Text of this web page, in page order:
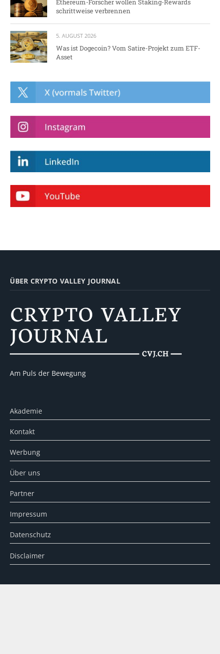
Ethereum-Forscher wollen Staking-Rewards
schrittweise verbrennen
5. AUGUST 2026
Was ist Dogecoin? Vom Satire-Projekt zum ETF-
Asset
ÜBER CRYPTO VALLEY JOURNAL
Am Puls der Bewegung
Akademie
Kontakt
Werbung
Über uns
Partner
Impressum
Datenschutz
Disclaimer